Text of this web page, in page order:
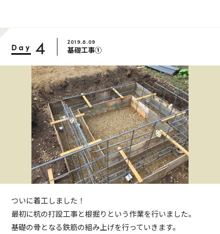
Day 4 2019.8.09
基礎工事①
ついに着工しました！
最初に杭の打設工事と根掘りという作業を行いました。
基礎の骨となる鉄筋の組み上げを行っていきます。